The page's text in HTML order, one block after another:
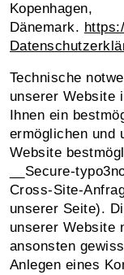
Kopenhagen,
Dänemark.
Technische
unserer Website
Ihnen ein
ermöglichen und
Website
__Secure-
Cross-Site-
unserer Seite).
unserer Website
ansonsten
Anlegen eines